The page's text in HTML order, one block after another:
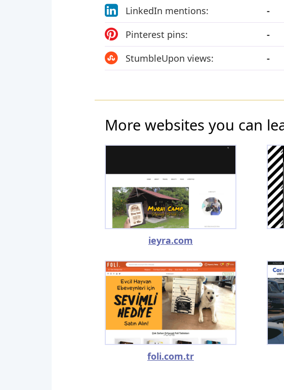
LinkedIn mentions:
-
Pinterest pins:
-
StumbleUpon views:
-
More websites you can
ieyra.com
foli.com.tr